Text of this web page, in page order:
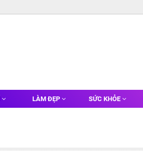
LÀM ĐẸP SỨC KHỎE